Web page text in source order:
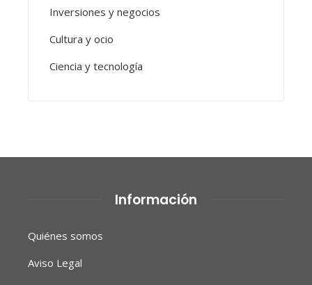
Inversiones y negocios
Cultura y ocio
Ciencia y tecnología
Información
Quiénes somos
Aviso Legal